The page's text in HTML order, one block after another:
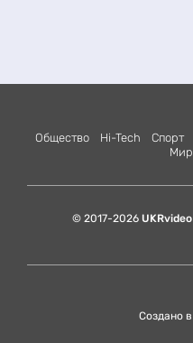
Общество Hi-Tech Спорт
Мир
© 2017-2026 UKRvideo
Создано в